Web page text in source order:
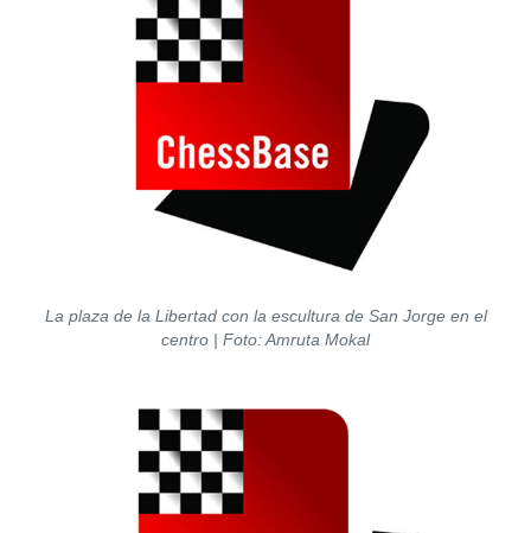
La plaza de la Libertad con la escultura de San Jorge en el
centro | Foto: Amruta Mokal